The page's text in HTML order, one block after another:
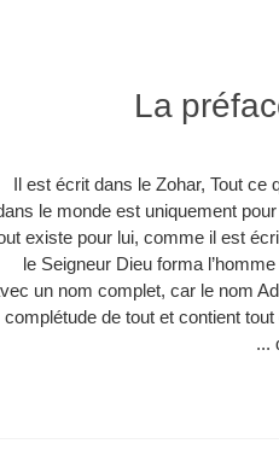
La
1) Il est écrit dans le Zohar, Tout ce
le monde est uniquement
existe pour lui, comme il est
le Seigneur Dieu forma
un nom complet, car le nom
complétude de tout et contient